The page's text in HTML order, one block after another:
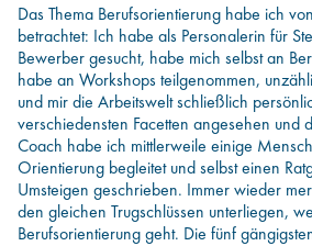
Das Thema Berufsorientierung habe ich
betrachtet: Ich habe als Personalerin für
Bewerber gesucht, habe mich selbst an
habe an Workshops teilgenommen,
und mir die Arbeitswelt schließlich
verschiedensten Facetten angesehen und
Coach habe ich mittlerweile einige
Orientierung begleitet und selbst einen
Umsteigen geschrieben. Immer wieder
den gleichen Trugschlüssen unterliegen,
Berufsorientierung geht. Die fünf